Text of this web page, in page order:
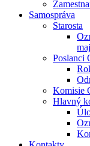
Samospráva
Starosta
Poslanci
Komisie
Hlavný